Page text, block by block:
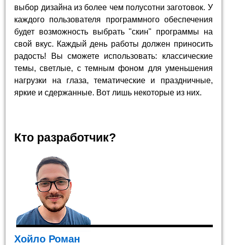
выбор дизайна из более чем полусотни заготовок. У
каждого пользователя программного обеспечения
будет возможность выбрать "скин" программы на
свой вкус. Каждый день работы должен приносить
радость! Вы сможете использовать: классические
темы, светлые, с темным фоном для уменьшения
нагрузки на глаза, тематические и праздничные,
яркие и сдержанные. Вот лишь некоторые из них.
Кто разработчик?
Хойло Роман